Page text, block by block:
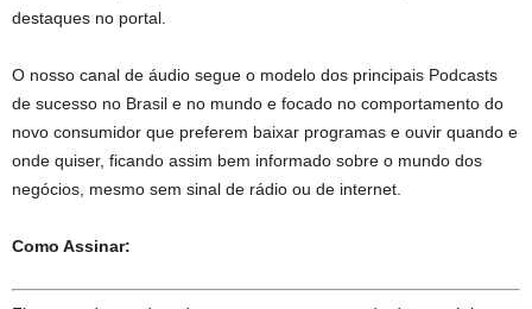
destaques no portal.
O nosso canal de áudio segue o modelo dos principais Podcasts
de sucesso no Brasil e no mundo e focado no comportamento do
novo consumidor que preferem baixar programas e ouvir quando e
onde quiser, ficando assim bem informado sobre o mundo dos
negócios, mesmo sem sinal de rádio ou de internet.
Como Assinar: